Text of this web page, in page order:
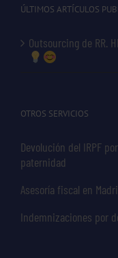
ÚLTIMOS ARTÍCULOS
Outsourcing de RR.
OTROS SERVICIOS
Devolución del IRPF
paternidad
Asesoría fiscal en
Indemnizaciones por